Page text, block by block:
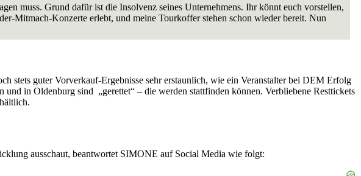
muss. Grund dafür ist die Insolvenz seines Unternehmens. Ihr könnt euch vorstellen,
Mitmach-Konzerte erlebt, und meine Tourkoffer stehen schon wieder bereit. Nun
stets guter Vorverkauf-Ergebnisse sehr erstaunlich, wie ein Veranstalter bei DEM Erfolg
in Oldenburg sind „gerettet“ – die werden stattfinden können. Verbliebene Resttickets
ausschaut, beantwortet SIMONE auf Social Media wie folgt: